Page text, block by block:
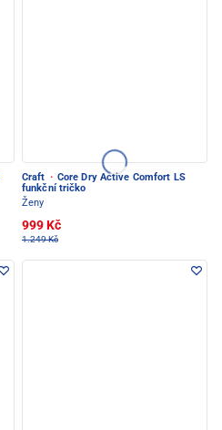
Craft · Core Dry Active Comfort LS
funkční tričko
Ženy
999 Kč
1.249 Kč